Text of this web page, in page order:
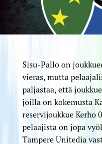
Sisu-Pallo on
vieras, mutta
paljastaa, että
joilla on kokemusta
reservijoukkue Kerho
pelaajista on jopa
Tampere Unitedia